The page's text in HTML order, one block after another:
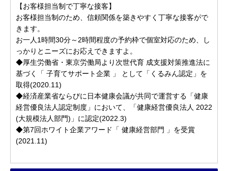
【お客様担当制で丁寧な接客】
お客様担当制のため、信頼関係を築きやすく丁寧な接客がで
きます。
お一人1時間30分～2時間程度の予約枠で個室対応のため、し
っかりとニーズにお応えできますよ。
◆厚生労働省・東京労働局より次世代育 成支援対策推進法に
基づく「 子育てサポート企業 」 として「くるみん認定」を
取得(2020.11)
◆経済産業省ならびに日本健康会議が共同で運営する「健康
経営優良法人認定制度」において、「健康経営優良法人 2022
(大規模法人部門)」に認定(2022.3)
◆第7回ホワイト企業アワード「 健康経営部門 」を受賞
(2021.11)